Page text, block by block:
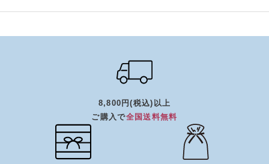
8,800円(税込)以上
ご購入で全国送料無料